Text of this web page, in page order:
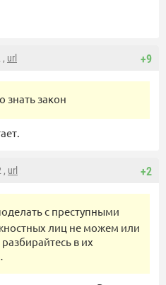
+9
, url
знать закон
+2
, url
с преступными
лиц не можем или
в их